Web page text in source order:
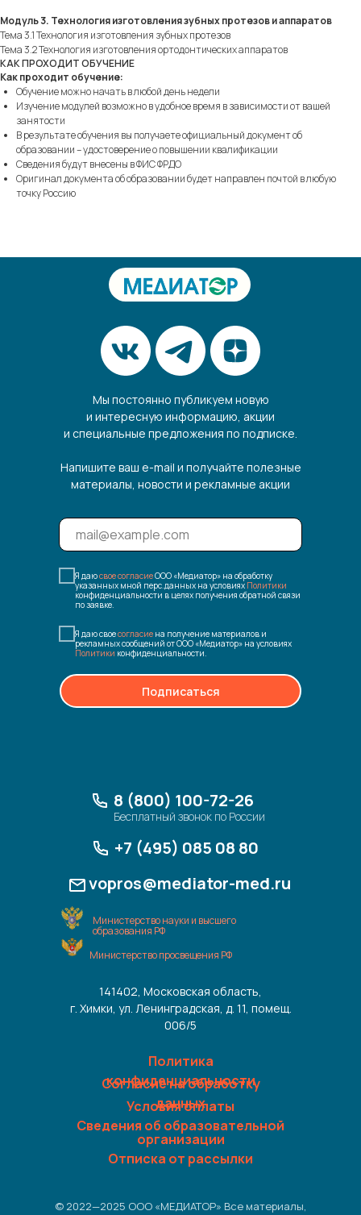
Модуль 3. Технология изготовления зубных протезов и аппаратов
Тема 3.1 Технология изготовления зубных протезов
Тема 3.2 Технология изготовления ортодонтических аппаратов
КАК ПРОХОДИТ ОБУЧЕНИЕ
Как проходит обучение:
Обучение можно начать в любой день недели
Изучение модулей возможно в удобное время в зависимости от вашей
занятости
В результате обучения вы получаете официальный документ об
образовании – удостоверение о повышении квалификации
Сведения будут внесены в ФИС ФРДО
Оригинал документа об образовании будет направлен почтой в любую
точку Россию
Мы постоянно публикуем новую
и интересную информацию, акции
и специальные предложения по подписке.
Напишите ваш e-mail и получайте полезные
материалы, новости и рекламные акции
Политика
конфиденциальности
Я даюсвое согласиеООО «Медиатор» на обработку
указанных мной перс.данных на условиях Политики
конфиденциальности в целях получения обратной связи
по заявке.
Я даю своесогласие на получение материалов и
рекламных сообщений от ООО «Медиатор» на условиях
Политики конфиденциальности.
Подписаться
© 2022—2025 ООО «МЕДИАТОР» Все материалы,
8 (800) 100-72-26
Бесплатный звонок по России
vopros@mediator-med.ru
141402, Московская область,
г. Химки, ул. Ленинградская, д. 11, помещ.
006/5
Условия оплаты
Согласие на обработку
данных
+7 (495) 085 08 80
Министерство науки и высшего
образования РФ
Министерство просвещения РФ
Сведения об образовательной
организации
Отписка от рассылки